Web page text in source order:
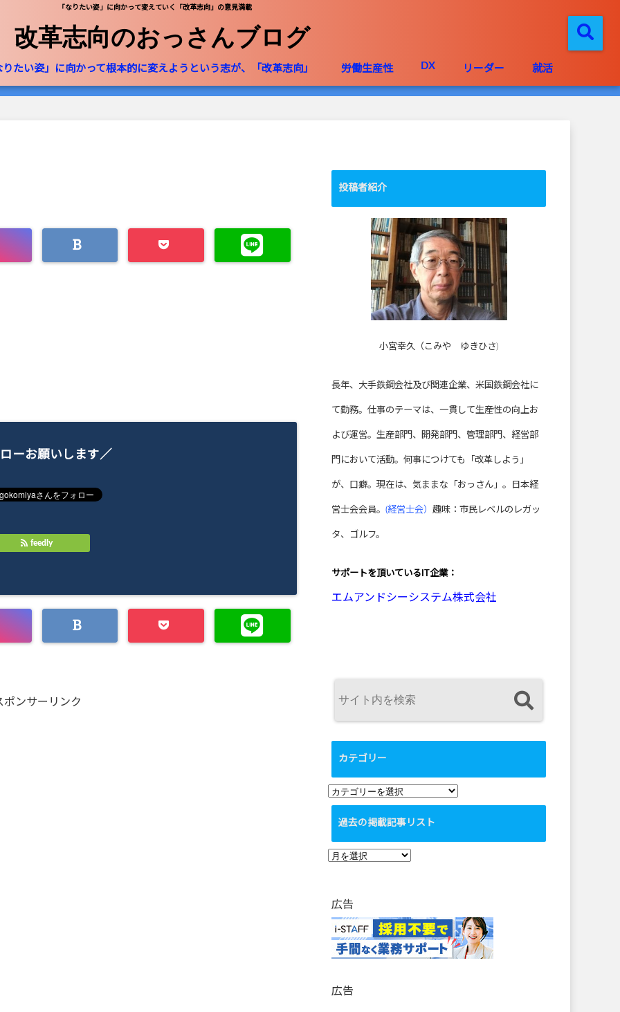
「なりたい姿」に向かって変えていく「改革志向」の意見満載
改革志向のおっさんブログ
りたい姿」に向かって根本的に変えようという志が、「改革志向」 労働生産性 DX リーダー 就活
ーお願いします／
feedly
ポンサーリンク
投稿者紹介
小宮幸久（こみや ゆきひさ)
長年、大手鉄鋼会社及び関連企業、米国鉄鋼会社に
て勤務。仕事のテーマは、一貫して生産性の向上お
よび運営。生産部門、開発部門、管理部門、経営部
門において活動。何事につけても「改革しよう」
が、口癖。現在は、気ままな「おっさん」。日本経
営士会会員。 (経営士会） 趣味：市民レベルのレガッ
タ、ゴルフ。
サポートを頂いている IT企業：
エムアンドシーシステム株式会社
カテゴリー
カ
テ
リ
ー
過去の掲載記事リスト
過
掲
載
記
事
ス
広告
広告